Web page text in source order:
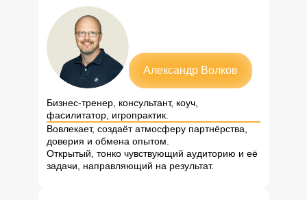
Александр Волков
Бизнес-тренер, консультант, коуч,
фасилитатор, игропрактик.
Вовлекает, создаёт атмосферу партнёрства,
доверия и обмена опытом.
Открытый, тонко чувствующий аудиторию и её
задачи, направляющий на результат.